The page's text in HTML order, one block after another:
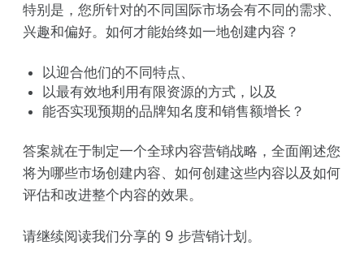
特别是，您所针对的不同国际市场会有不同的需求、
兴趣和偏好。如何才能始终如一地创建内容？
以迎合他们的不同特点、
以最有效地利用有限资源的方式，以及
能否实现预期的品牌知名度和销售额增长？
答案就在于制定一个全球内容营销战略，全面阐述您
将为哪些市场创建内容、如何创建这些内容以及如何
评估和改进整个内容的效果。
请继续阅读我们分享的 9 步营销计划。